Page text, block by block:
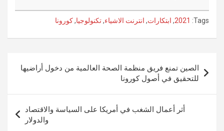
Tags:
2021
, ابتكارات, انترنت الاشياء,تكنولوجيا,كورونا
المقالات
الصين تمنع فريق منظمة الصحة العالمية من دخول أراضيها
للتحقيق في أصول كورونا
أثر أعمال الشغب في أمريكا على السياسة والاقتصاد
والدولار